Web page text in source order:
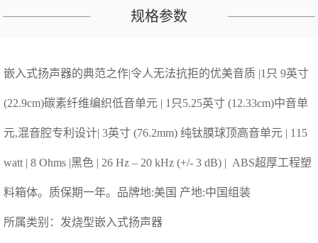
规格参数
嵌入式扬声器的典范之作|令人无法抗拒的优美音质 |1只 9英寸
(22.9cm)碳素纤维编织低音单元 | 1只5.25英寸 (12.33cm)中音单
元,混音腔专利设计| 3英寸 (76.2mm) 纯钛膜球顶高音单元 | 115
watt | 8 Ohms |黑色 | 26 Hz – 20 kHz (+/- 3 dB) | ABS超厚工程塑
料箱体。质保期一年。品牌地:美国 产地:中国组装
所属类别：发烧型嵌入式扬声器